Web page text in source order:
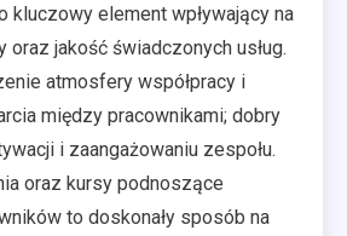
kluczowy element wpływający na
jakość świadczonych usług.
atmosfery współpracy i
między pracownikami; dobry
i zaangażowaniu zespołu.
oraz kursy podnoszące
to doskonały sposób na